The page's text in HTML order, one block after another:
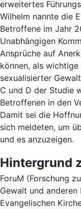
erweitertes
Wilhelm nannte die
Betroffene im Jahr
Unabhängigen
Ansprüche auf
können, als
sexualisierter
C und D der Studie
Betroffenen in den
Damit sei die
sich meldeten, um
und es anzuzeigen.
Hintergrund
ForuM (Forschung
Gewalt und
Evangelischen